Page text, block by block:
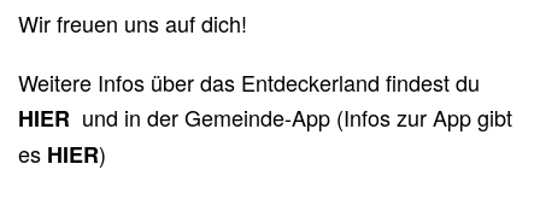
Wir freuen uns auf dich!
Weitere Infos über das Entdeckerland findest du
HIER und in der Gemeinde-App (Infos zur App gibt
es HIER)